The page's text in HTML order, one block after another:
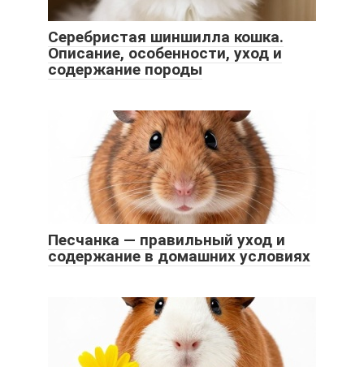
Серебристая шиншилла кошка.
Описание, особенности, уход и
содержание породы
Песчанка — правильный уход и
содержание в домашних условиях